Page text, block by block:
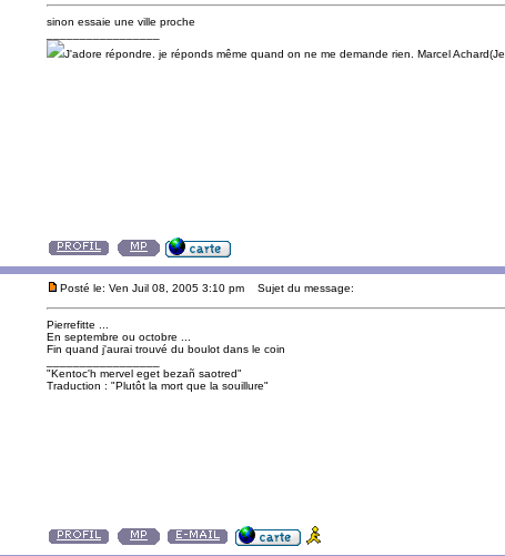
sinon essaie une ville proche
J'adore répondre. je réponds même quand on ne me demande rien. Marcel
Posté le: Ven Juil 08, 2005 3:10 pm Sujet du message:
Pierrefitte ...
En septembre ou octobre ...
Fin quand j'aurai trouvé du boulot dans le coin
"Kentoc'h mervel eget bezañ saotred"
Traduction : "Plutôt la mort que la souillure"